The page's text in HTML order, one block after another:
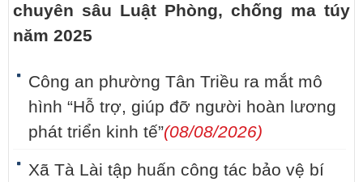
chuyên sâu Luật Phòng, chống ma túy
năm 2025
Công an phường Tân Triều ra mắt mô
hình “Hỗ trợ, giúp đỡ người hoàn lương
phát triển kinh tế”(08/08/2026)
Xã Tà Lài tập huấn công tác bảo vệ bí